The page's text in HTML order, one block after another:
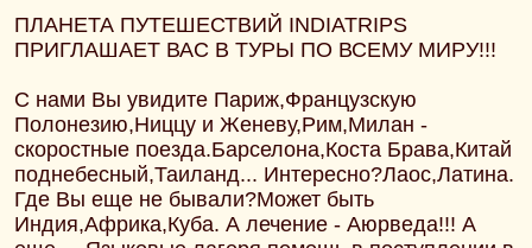
ПЛАНЕТА ПУТЕШЕСТВИЙ INDIATRIPS
ПРИГЛАШАЕТ ВАС В ТУРЫ ПО ВСЕМУ МИРУ!!!
С нами Вы увидите Париж,Французскую
Полонезию,Ниццу и Женеву,Рим,Милан -
скоростные поезда.Барселона,Коста Брава,Китай
поднебесный,Таиланд... Интересно?Лаос,Латина.
Где Вы еще не бывали?Может быть
Индия,Африка,Куба. А лечение - Аюрведа!!! А